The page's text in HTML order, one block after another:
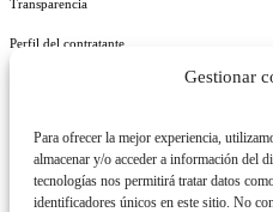
Gestionar
Para ofrecer la mejor experiencia,
almacenar y/o acceder a información del
tecnologías nos permitirá tratar datos
identificadores únicos en este sitio. No
Transparencia
Perfil del contratante